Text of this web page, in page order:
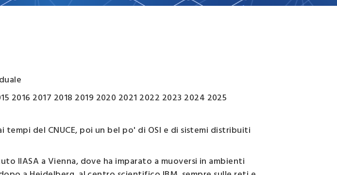
i
2016 2017 2018 2019 2020 2021 2022 2023 2024 2025
tempi del CNUCE, poi un bel po' di OSI e di sistemi distribuiti
IIASA a Vienna, dove ha imparato a muoversi in ambienti